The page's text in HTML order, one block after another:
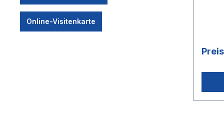
Online-Visitenkarte